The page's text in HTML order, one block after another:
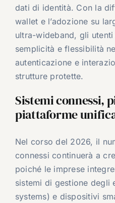
dati di identità. Con la
wallet e l’adozione su
ultra-wideband, gli
semplicità e flessibilità
autenticazione e
strutture protette.
Sistemi connessi,
piattaforme
Nel corso del 2026, il
connessi continuerà a
poiché le imprese
sistemi di gestione degli
systems) e dispositivi